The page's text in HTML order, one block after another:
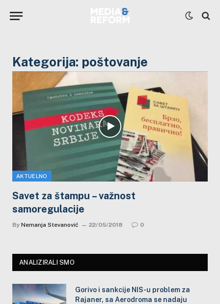
Kategorija: poštovanje
AKTUELNO
Savet za štampu – važnost
samoregulacije
By Nemanja Stevanović 22/05/2018 0
ANALIZIRALI SMO
Gorivo i sankcije NIS-u problem za
Rajaner, sa Aerodroma se nadaju